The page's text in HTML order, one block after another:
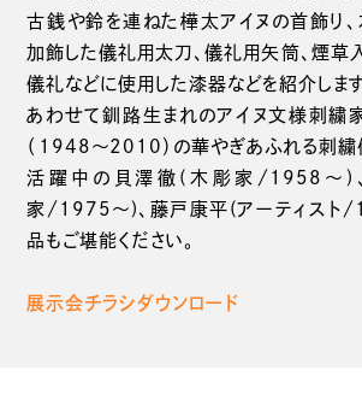
古銭や鈴を連ねた樺太アイヌの首飾り
加飾した儀礼用太刀、儀礼用矢筒、煙草入
儀礼などに使用した漆器などを紹介します
あわせて釧路生まれのアイヌ文様刺繍
（1948〜2010）の華やぎあふれる刺繍
活躍中の貝澤徹(木彫家/1958〜)
家/1975〜)、藤戸康平(アーティスト
品もご堪能ください。
展示会チラシダウンロード